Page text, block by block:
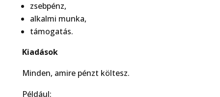
zsebpénz,
alkalmi munka,
támogatás.
Kiadások
Minden, amire pénzt költesz.
Például: